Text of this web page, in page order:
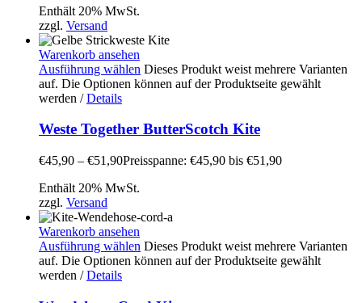
Enthält 20% MwSt.
zzgl. Versand
Warenkorb ansehen
Ausführung wählen Dieses Produkt weist mehrere Varianten
auf. Die Optionen können auf der Produktseite gewählt
werden / Details
Weste Together ButterScotch Kite
€45,90 – €51,90Preisspanne: €45,90 bis €51,90
Enthält 20% MwSt.
zzgl. Versand
Warenkorb ansehen
Ausführung wählen Dieses Produkt weist mehrere Varianten
auf. Die Optionen können auf der Produktseite gewählt
werden / Details